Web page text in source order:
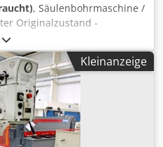
, Säulenbohrmaschine /
Originalzustand -
-Ausladung ca. 280mm -
ca. 180mm -
Drehzahlregulierung -
-Bohrtiefenanschlag -
/Aus -Fußschalter -Analoge
Dokumentation Abmaße:
ca. 500Kg Dedpfx Ahozkv
vorbehalten
Kleinanzeige